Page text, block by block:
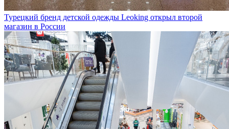
Турецкий бренд детской одежды Leoking открыл второй
магазин в России